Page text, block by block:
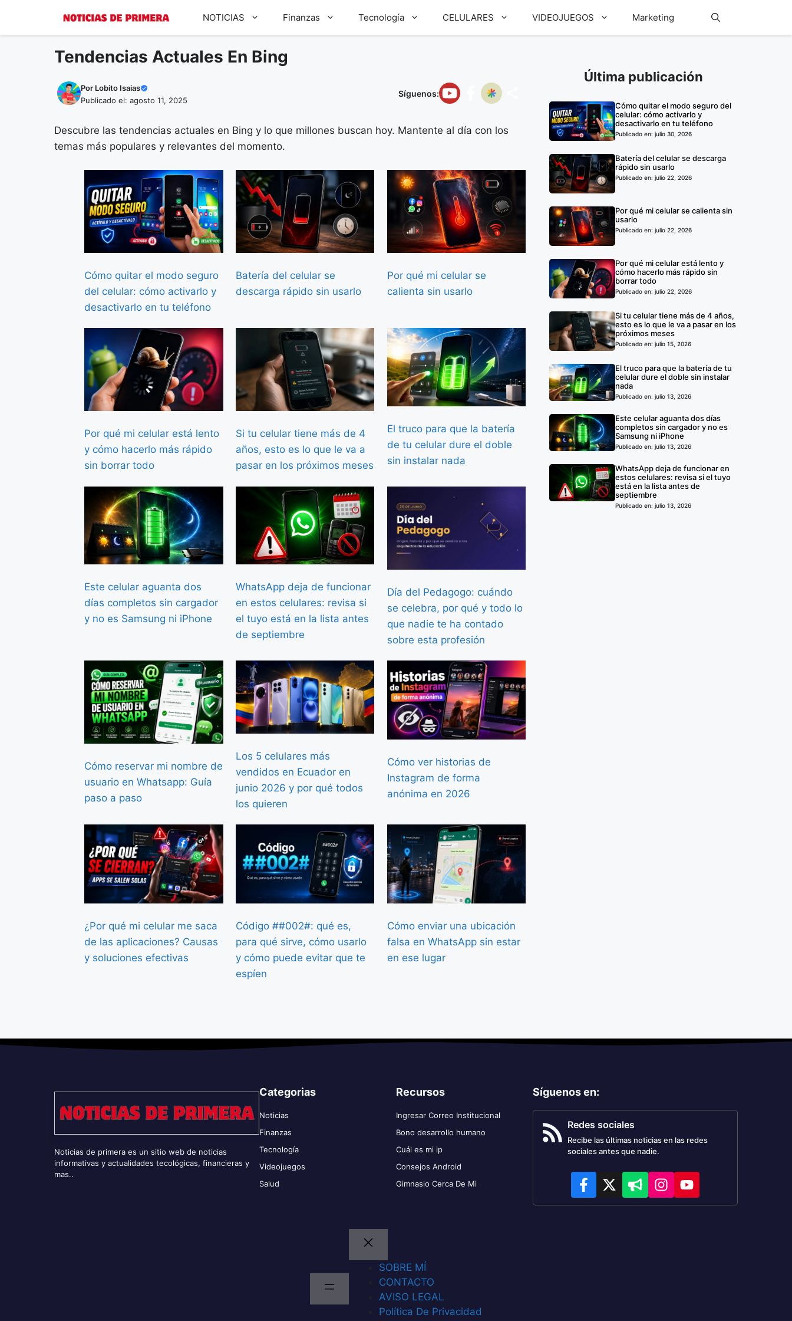
contenido
NOTICIAS Finanzas Tecnología CELULARES VIDEOJUEGOS Marketing
Tendencias Actuales En Bing
Por Lobito Isaias
Publicado el: agosto 11, 2025
Síguenos:
Descubre las tendencias actuales en Bing y lo que millones buscan hoy. Mantente al día con los
temas más populares y relevantes del momento.
Cómo quitar el modo seguro
del celular: cómo activarlo y
desactivarlo en tu teléfono
Batería del celular se
descarga rápido sin usarlo
Por qué mi celular se
calienta sin usarlo
Por qué mi celular está lento
y cómo hacerlo más rápido
sin borrar todo
Si tu celular tiene más de 4
años, esto es lo que le va a
pasar en los próximos meses
El truco para que la batería
de tu celular dure el doble
sin instalar nada
Este celular aguanta dos
días completos sin cargador
y no es Samsung ni iPhone
WhatsApp deja de funcionar
en estos celulares: revisa si
el tuyo está en la lista antes
de septiembre
Día del Pedagogo: cuándo
se celebra, por qué y todo lo
que nadie te ha contado
sobre esta profesión
Cómo reservar mi nombre de
usuario en Whatsapp: Guía
paso a paso
Los 5 celulares más
vendidos en Ecuador en
junio 2026 y por qué todos
los quieren
Cómo ver historias de
Instagram de forma
anónima en 2026
¿Por qué mi celular me saca
de las aplicaciones? Causas
y soluciones efectivas
Código ##002#: qué es,
para qué sirve, cómo usarlo
y cómo puede evitar que te
espíen
Cómo enviar una ubicación
falsa en WhatsApp sin estar
en ese lugar
Última publicación
Cómo quitar el modo seguro del
celular: cómo activarlo y
desactivarlo en tu teléfono
Publicado en: julio 30, 2026
Batería del celular se descarga
rápido sin usarlo
Publicado en: julio 22, 2026
Por qué mi celular se calienta sin
usarlo
Publicado en: julio 22, 2026
Por qué mi celular está lento y
cómo hacerlo más rápido sin
borrar todo
Publicado en: julio 22, 2026
Si tu celular tiene más de 4 años,
esto es lo que le va a pasar en los
próximos meses
Publicado en: julio 15, 2026
El truco para que la batería de tu
celular dure el doble sin instalar
nada
Publicado en: julio 13, 2026
Este celular aguanta dos días
completos sin cargador y no es
Samsung ni iPhone
Publicado en: julio 13, 2026
WhatsApp deja de funcionar en
estos celulares: revisa si el tuyo
está en la lista antes de
septiembre
Publicado en: julio 13, 2026
Noticias de primera es un sitio web de noticias
informativas y actualidades tecológicas, financieras y
mas..
Categorias
Noticias
Finanzas
Tecnología
Videojuegos
Salud
Recursos
Ingresar Correo Institucional
Bono desarrollo humano
Cuál es mi ip
Consejos Android
Gimnasio Cerca De Mi
Síguenos en:
Redes sociales
Recibe las últimas noticias en las redes
sociales antes que nadie.
SOBRE MÍ
CONTACTO
AVISO LEGAL
Política De Privacidad